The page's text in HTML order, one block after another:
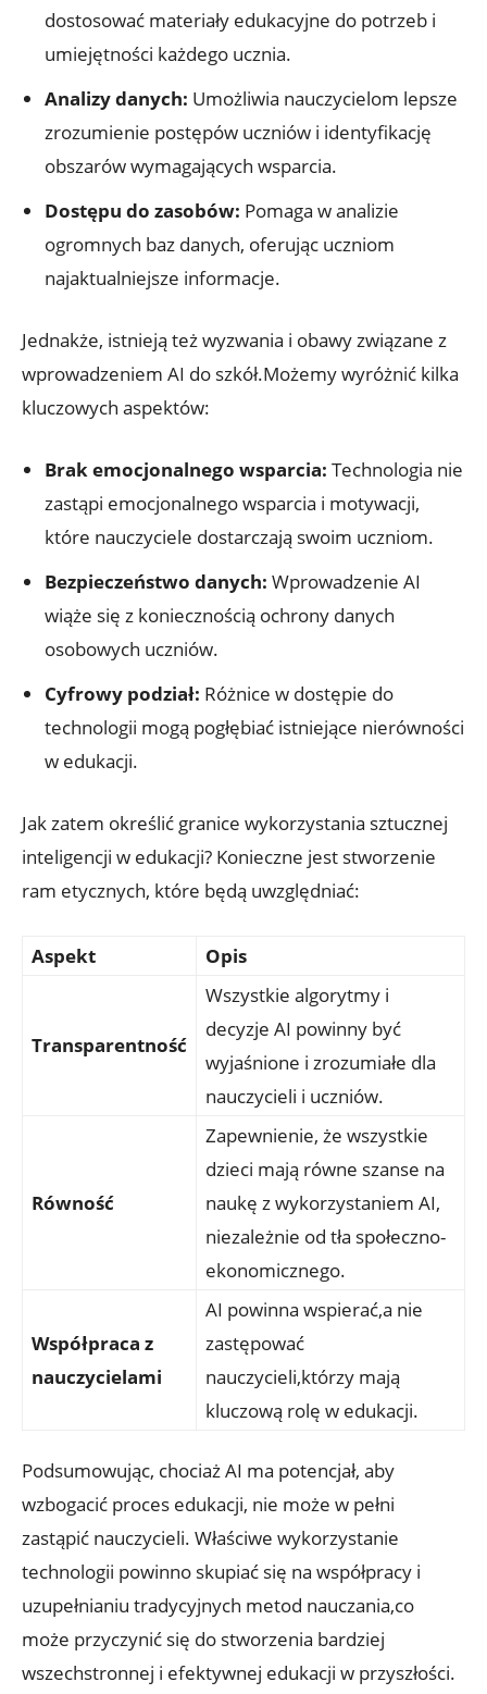
dostosować materiały edukacyjne do potrzeb i
umiejętności każdego ucznia.
Analizy danych: Umożliwia nauczycielom lepsze
zrozumienie postępów uczniów i identyfikację
obszarów wymagających wsparcia.
Dostępu do zasobów: Pomaga w analizie
ogromnych baz danych, oferując uczniom
najaktualniejsze informacje.
Jednakże, istnieją też wyzwania i obawy związane z
wprowadzeniem AI do szkół.Możemy wyróżnić kilka
kluczowych aspektów:
Brak emocjonalnego wsparcia: Technologia nie
zastąpi emocjonalnego wsparcia i motywacji,
które nauczyciele dostarczają swoim uczniom.
Bezpieczeństwo danych: Wprowadzenie AI
wiąże się z koniecznością ochrony danych
osobowych uczniów.
Cyfrowy podział: Różnice w dostępie do
technologii mogą pogłębiać istniejące nierówności
w edukacji.
Jak zatem określić granice wykorzystania sztucznej
inteligencji w edukacji? Konieczne jest stworzenie
ram etycznych, które będą uwzględniać:
Aspekt Opis
Transparentność
Wszystkie algorytmy i
decyzje AI powinny być
wyjaśnione i zrozumiałe dla
nauczycieli i uczniów.
Równość
Zapewnienie, że wszystkie
dzieci mają równe szanse na
naukę z wykorzystaniem AI,
niezależnie od tła społeczno-
ekonomicznego.
Współpraca z
nauczycielami
AI powinna wspierać,a nie
zastępować
nauczycieli,którzy mają
kluczową rolę w edukacji.
Podsumowując, chociaż AI ma potencjał, aby
wzbogacić proces edukacji, nie może w pełni
zastąpić nauczycieli. Właściwe wykorzystanie
technologii powinno skupiać się na współpracy i
uzupełnianiu tradycyjnych metod nauczania,co
może przyczynić się do stworzenia bardziej
wszechstronnej i efektywnej edukacji w przyszłości.